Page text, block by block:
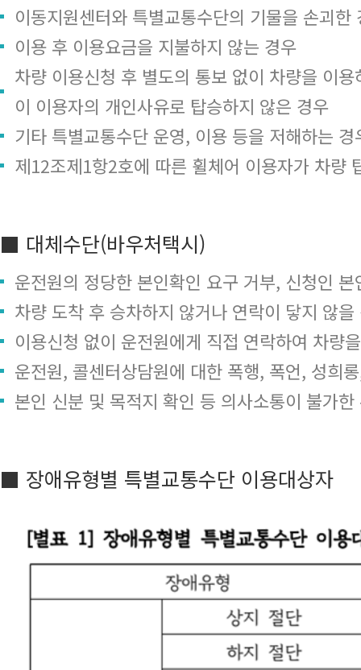
이동지원센터와 특별교통수단의 기물을 손괴한
이용 후 이용요금을 지불하지 않는 경우
차량 이용신청 후 별도의 통보 없이 차량을 이
이 이용자의 개인사유로 탑승하지 않은 경우
기타 특별교통수단 운영, 이용 등을 저해하는 경
제12조제1항2호에 따른 휠체어 이용자가 차량
■ 대체수단(바우처택시)
운전원의 정당한 본인확인 요구 거부, 신청인
차량 도착 후 승차하지 않거나 연락이 닿지 않을
이용신청 없이 운전원에게 직접 연락하여 차량
운전원, 콜센터상담원에 대한 폭행, 폭언, 성희
본인 신분 및 목적지 확인 등 의사소통이 불가한
■ 장애유형별 특별교통수단 이용대상자